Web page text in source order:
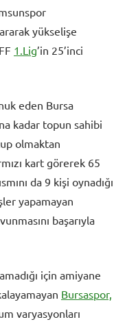
yükselişe
1.Lig’in 25’inci
eden Bursa
kadar topun sahibi
olmaktan
kart görerek 65
da 9 kişi oynadığı
yapamayan
başarıyla
için amiyane
Bursaspor,
varyasyonları